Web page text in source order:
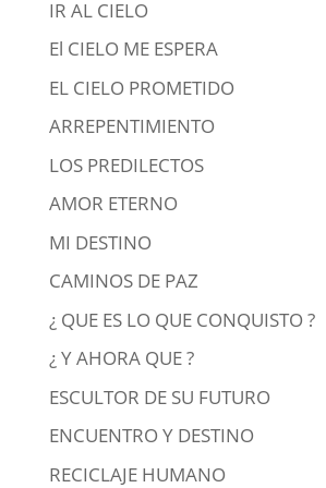
IR AL CIELO
El CIELO ME ESPERA
EL CIELO PROMETIDO
ARREPENTIMIENTO
LOS PREDILECTOS
AMOR ETERNO
MI DESTINO
CAMINOS DE PAZ
¿ QUE ES LO QUE CONQUISTO ?
¿ Y AHORA QUE ?
ESCULTOR DE SU FUTURO
ENCUENTRO Y DESTINO
RECICLAJE HUMANO